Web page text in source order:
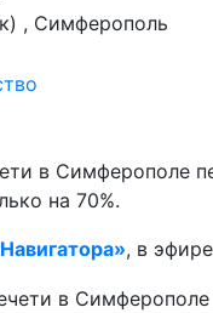
, Симферополь
в Симферополе
на 70%.
, в